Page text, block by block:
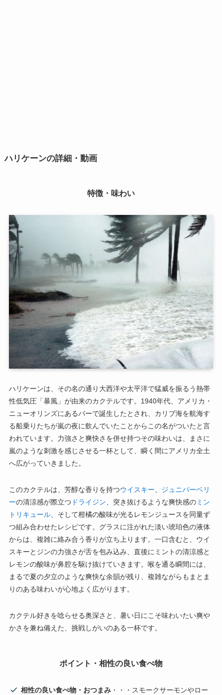
ハリケーンの詳細・動画
特徴・味わい
ハリケーンは、その名の通り大西洋や太平洋で猛威を振るう熱帯
性低気圧「暴風」が由来のカクテルです。1940年代、アメリカ・
ニューオリンズにあるバーで誕生したとされ、カリブ海を航海す
る船乗りたちが嵐の夜に飲んでいたことからこの名がついたと言
われています。力強さと爽快さを併せ持つその味わいは、まさに
嵐のような刺激を感じさせる一杯として、瞬く間にアメリカ全土
へ広がっていきました。
このカクテルは、芳醇な香りを持つウイスキー、 ジュニパーベリ
ーの清涼感が際立つ ドライジン、突き抜けるような爽快感のミン
トリキュール、そして柑橘の酸味が光るレモンジュースを同量ず
つ組み合わせたレシピです。グラスに注がれた淡い琥珀色の液体
からは、複雑に絡み合う香りが立ち上ります。一口含むと、ウイ
スキーとジンの力強さが舌を包み込み、直後にミントの清涼感と
レモンの酸味が鼻腔を駆け抜けていきます。喉を通る瞬間には、
まるで夏の夕立のような爽快な余韻が残り、複雑ながらもまとま
りのある味わいが心地よく広がります。
カクテル好きを唸らせる奥深さと、暑い日にこそ味わいたい爽や
かさを兼ね備えた、挑戦しがいのある一杯です。
ポイント・相性の良い食べ物
相性の良い食べ物・おつまみ ・・・スモークサーモンやロー